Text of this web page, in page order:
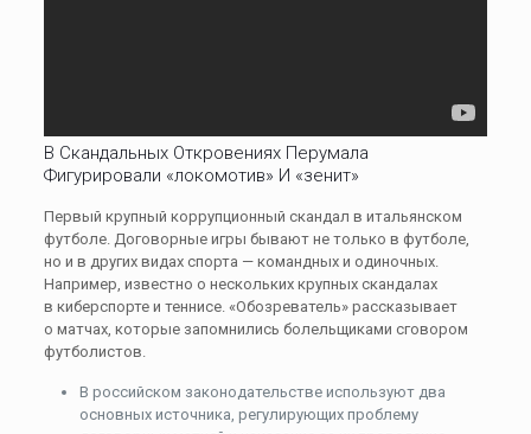
В Скандальных Откровениях Перумала
Фигурировали «локомотив» И «зенит»
Первый крупный коррупционный скандал в итальянском
футболе. Договорные игры бывают не только в футболе,
но и в других видах спорта — командных и одиночных.
Например, известно о нескольких крупных скандалах
в киберспорте и теннисе. «Обозреватель» рассказывает
о матчах, которые запомнились болельщиками сговором
футболистов.
В российском законодательстве используют два
основных источника, регулирующих проблему